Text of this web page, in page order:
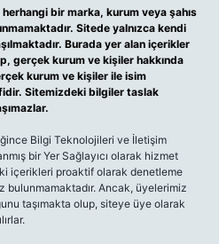
bir marka, kurum veya şahıs
Sitede yalnızca kendi
Burada yer alan içerikler
gerçek kurum ve kişiler hakkında
kurum ve kişiler ile isim
Sitemizdeki bilgiler taslak
Bilgi Teknolojileri ve İletişim
bir Yer Sağlayıcı olarak hizmet
içerikleri proaktif olarak denetleme
bulunmamaktadır. Ancak, üyelerimiz
taşımakta olup, siteye üye olarak